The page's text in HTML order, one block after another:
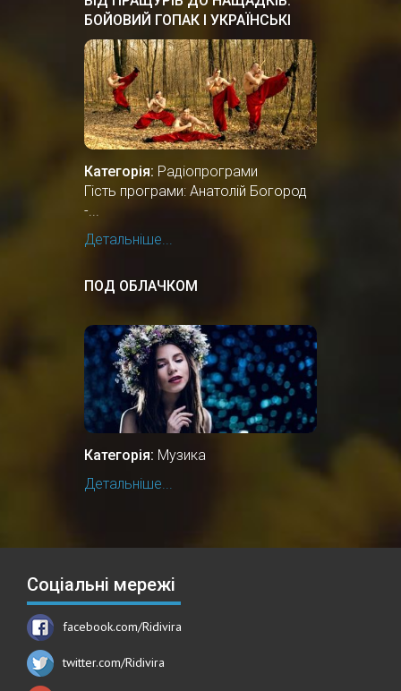
БОЙОВИЙ ГОПАК І УКРАЇНСЬКІ
ТАНЦІ
Категорія: Радіопрограми
Гість програми: Анатолій Богород
-...
Детальніше...
ПОД ОБЛАЧКОМ
Категорія: Музика
Детальніше...
Соціальні мережі
facebook.com/Ridivira
twitter.com/Ridivira